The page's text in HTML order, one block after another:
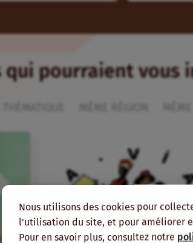
Nous utilisons des cookies pour
l'utilisation du site, et pour améliorer
Pour en savoir plus, consultez notre
qui pourraient vous